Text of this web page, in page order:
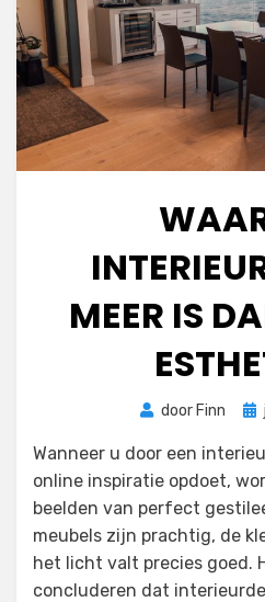
MEER IS
door Finn
Wanneer u door een
online inspiratie opdoet,
beelden van perfect
meubels zijn prachtig, de
het licht valt precies goed.
concluderen dat